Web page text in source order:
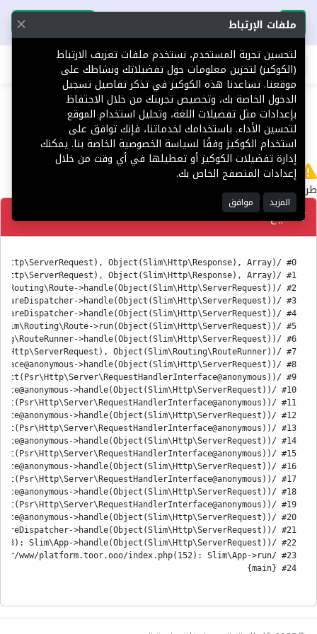
تحميل التطبيق تحميل التطبيق
اطلب عقارك
404 لا يوجد
طريق 'ar/Platform' غير معثور عليه.
تصحيح
#24 {main}
ملفات الإرتباط
لتحسين تجربة المستخدم، نستخدم ملفات تعريف الارتباط
(الكوكيز) لتخزين معلومات حول تفضيلاتك ونشاطك على
موقعنا. تساعدنا هذه الكوكيز في تذكر تفاصيل تسجيل
الدخول الخاصة بك، وتخصيص تجربتك من خلال الاحتفاظ
بإعدادات مثل تفضيلات اللغة، وتحليل استخدام الموقع
لتحسين الأداء. باستخدامك لخدماتنا، فإنك توافق على
استخدام الكوكيز وفقًا لسياسة الخصوصية الخاصة بنا. يمكنك
إدارة تفضيلات الكوكيز أو تعطيلها في أي وقت من خلال
إعدادات المتصفح الخاص بك.
المزيد موافق